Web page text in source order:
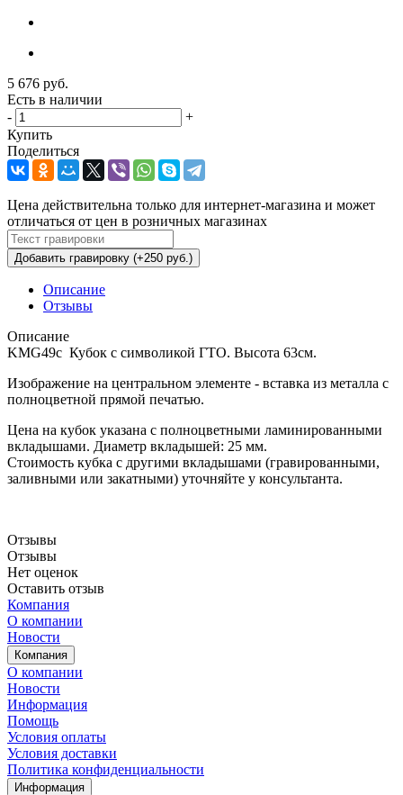
5 676 руб.
Есть в наличии
-
+
Купить
Поделиться
Цена действительна только для интернет-магазина и может
отличаться от цен в розничных магазинах
Добавить гравировку (+250 руб.)
Описание
Отзывы
Описание
KMG49c Кубок с символикой ГТО. Высота 63см.
Изображение на центральном элементе - вставка из металла с
полноцветной прямой печатью.
Цена на кубок указана с полноцветными ламинированными
вкладышами. Диаметр вкладышей: 25 мм.
Стоимость кубка с другими вкладышами (гравированными,
заливными или закатными) уточняйте у консультанта.
Отзывы
Отзывы
Нет оценок
Оставить отзыв
Компания
О компании
Новости
Компания
О компании
Новости
Информация
Помощь
Условия оплаты
Условия доставки
Политика конфиденциальности
Информация